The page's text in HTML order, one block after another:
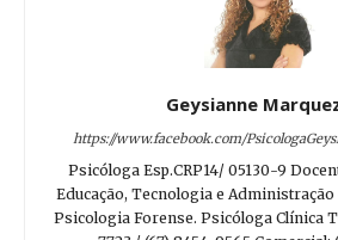
Geysianne
https://www.facebook.com/
Psicóloga Esp.CRP14/ 05130-9
Educação, Tecnologia e Administração
Psicologia Forense. Psicóloga Clínica